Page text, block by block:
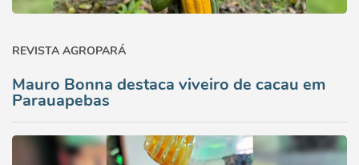
REVISTA AGROPARÁ
Mauro Bonna destaca viveiro de cacau em
Parauapebas